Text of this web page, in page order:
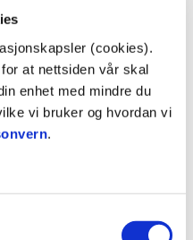
(cookies).
at nettsiden vår skal
enhet med mindre du
vi bruker og hvordan vi
.
hmk.no/